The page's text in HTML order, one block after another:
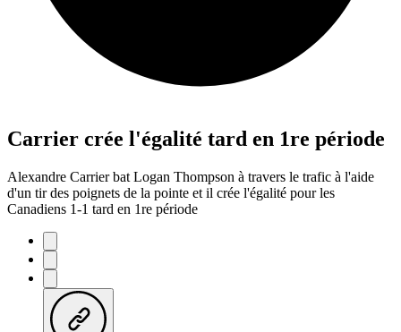
Carrier crée l'égalité tard en 1re période
Alexandre Carrier bat Logan Thompson à travers le trafic à l'aide
d'un tir des poignets de la pointe et il crée l'égalité pour les
Canadiens 1-1 tard en 1re période